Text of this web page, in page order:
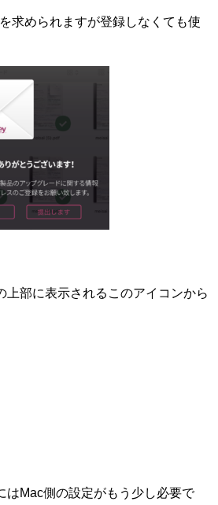
求められますが登録しなくても使
上部に表示されるこのアイコンから
はMac側の設定がもう少し必要で